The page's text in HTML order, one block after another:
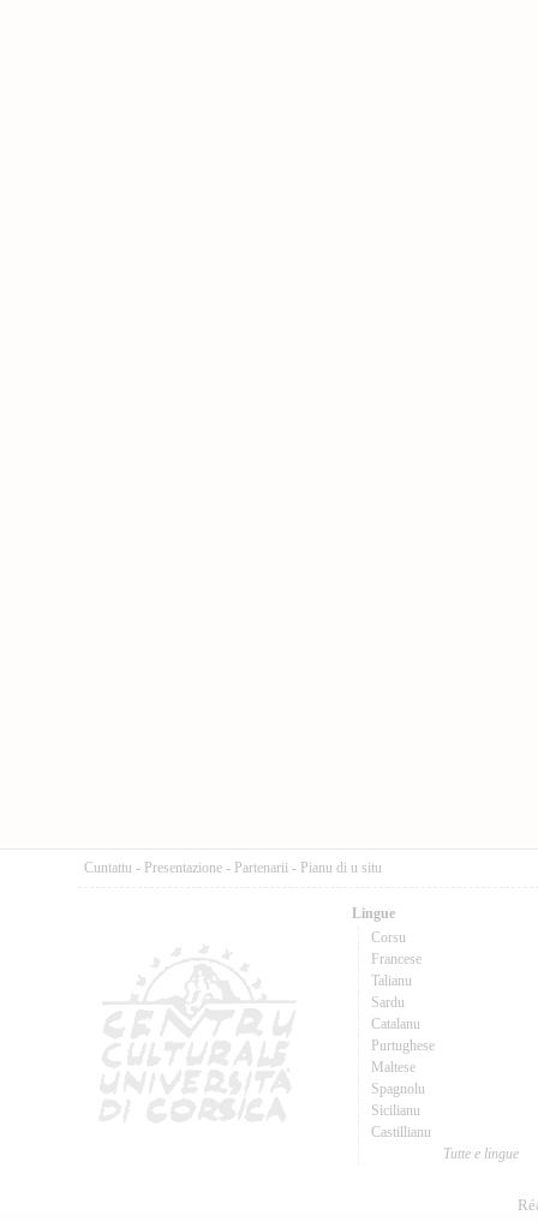
Cuntattu - Presentazione - Partenarii - Pianu di u situ
Lingue
Corsu
Francese
Talianu
Sardu
Catalanu
Purtughese
Maltese
Spagnolu
Sicilianu
Castillianu
Tutte e lingue